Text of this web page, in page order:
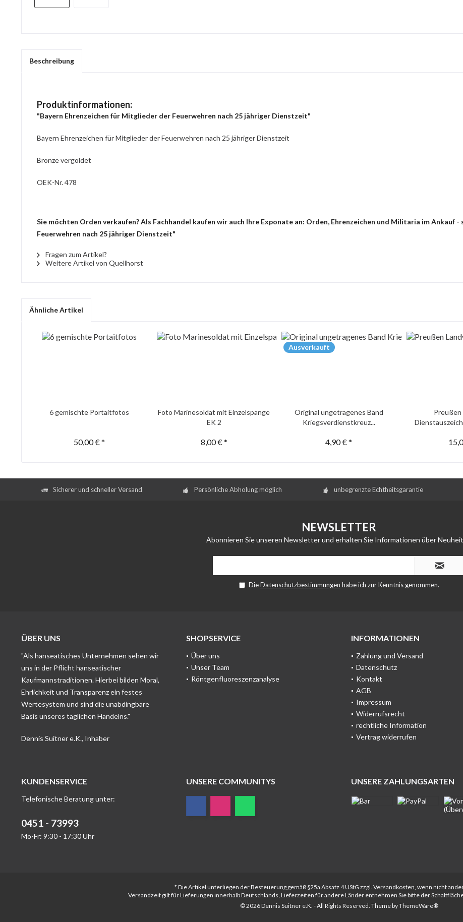
Beschreibung
Produktinformationen:
"Bayern Ehrenzeichen für Mitglieder der Feuerwehren nach 25 jähriger Dienstzeit"
Bayern Ehrenzeichen für Mitglieder der Feuerwehren nach 25 jähriger Dienstzeit
Bronze vergoldet
OEK-Nr. 478
Sie möchten Orden verkaufen? Als Fachhandel kaufen wir auch Ihre Exponate an: Orden, Ehrenzeichen und Militaria im Ankauf
Feuerwehren nach 25 jähriger Dienstzeit"
Fragen zum Artikel?
Weitere Artikel von Quellhorst
Ähnliche Artikel
6 gemischte Portaitfotos
50,00 € *
Foto Marinesoldat mit Einzelspange
EK 2
8,00 € *
Ausverkauft
Original ungetragenes Band
Kriegsverdienstkreuz...
4,90 € *
Preußen
Sicherer und schneller Versand Persönliche Abholung möglich unbegrenzte Echtheitsgarantie
NEWSLETTER
Abonnieren Sie unseren Newsletter und erhalten Sie Informationen über
DieDatenschutzbestimmungen habe ich zur Kenntnis genommen.
ÜBER UNS
"Als hanseatisches Unternehmen sehen wir
uns in der Pflicht hanseatischer
Kaufmannstraditionen. Hierbei bilden Moral,
Ehrlichkeit und Transparenz ein festes
Wertesystem und sind die unabdingbare
Basis unseres täglichen Handelns."
Dennis Suitner e.K., Inhaber
SHOPSERVICE
Über uns
Unser Team
Röntgenfluoreszenzanalyse
INFORMATIONEN
Zahlung und Versand
Datenschutz
Kontakt
AGB
Impressum
Widerrufsrecht
rechtliche Information
Vertrag widerrufen
KUNDENSERVICE
Telefonische Beratung unter:
0451 - 73993
Mo-Fr: 9:30 - 17:30 Uhr
UNSERE COMMUNITYS UNSERE ZAHLUNGSARTEN
* Die Artikel unterliegen der Besteuerung gemäß §25a Absatz 4 UStG zzgl. Versandkosten, wenn nicht
Versandzeit gilt für Lieferungen innerhalb Deutschlands, Lieferzeiten für andere Länder entnehmen Sie bitte der
© 2026 Dennis Suitner e.K. - All Rights Reserved. Theme byThemeWare®